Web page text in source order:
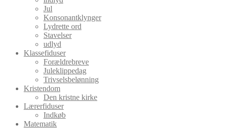
Jul
Konsonantklynger
Lydrette ord
Stavelser
udlyd
Klassefiduser
Forældrebreve
Juleklippedag
Trivselsbelønning
Kristendom
Den kristne kirke
Lærerfiduser
Indkøb
Matematik